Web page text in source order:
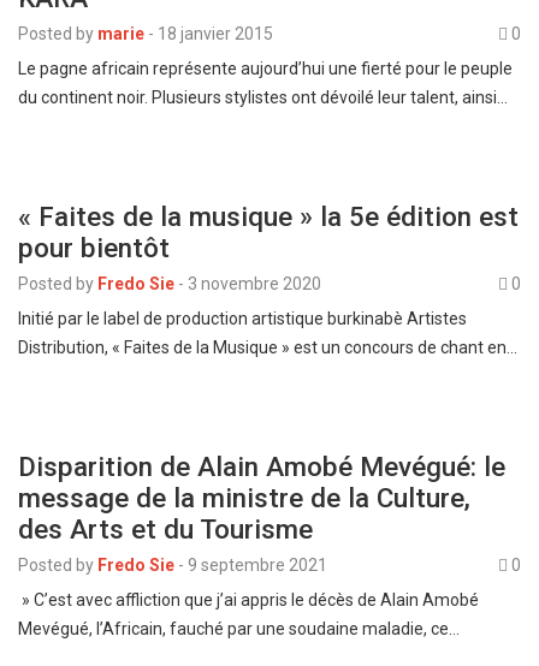
Posted by marie - 18 janvier 2015
0
Le pagne africain représente aujourd’hui une fierté pour le peuple
du continent noir. Plusieurs stylistes ont dévoilé leur talent, ainsi…
« Faites de la musique » la 5e édition est
pour bientôt
Posted by Fredo Sie - 3 novembre 2020
0
Initié par le label de production artistique burkinabè Artistes
Distribution, « Faites de la Musique » est un concours de chant en…
Disparition de Alain Amobé Mevégué: le
message de la ministre de la Culture,
des Arts et du Tourisme
Posted by Fredo Sie - 9 septembre 2021
0
» C’est avec affliction que j’ai appris le décès de Alain Amobé
Mevégué, l’Africain, fauché par une soudaine maladie, ce…